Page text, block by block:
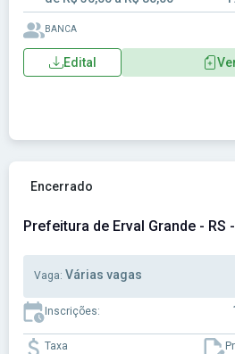
BANCA
Edital
Ver concurso: Prefeitura de
Encerrado
Prefeitura de Erval Grande -
Vaga: Várias vagas
Inscrições:
Taxa